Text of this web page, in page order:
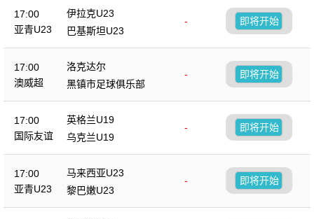
17:00
亚青U23
伊拉克U23
-
巴基斯坦U23
即将开始
17:00
澳威超
洛克达尔
-
黑镇市足球俱乐部
即将开始
17:00
国际友谊
英格兰U19
-
乌克兰U19
即将开始
17:00
亚青U23
马来西亚U23
-
黎巴嫩U23
即将开始